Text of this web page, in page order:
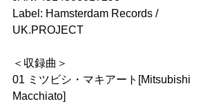
Label: Hamsterdam Records /
UK.PROJECT
＜収録曲＞
01 ミツビシ・マキアート[Mitsubishi
Macchiato]